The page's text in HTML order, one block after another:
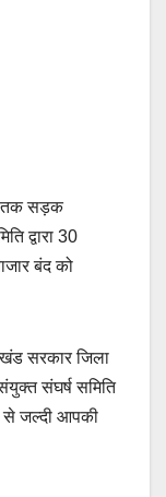
तक सड़क
द्वारा 30
बंद को
सरकार जिला
संयुक्त संघर्ष समिति
से जल्दी आपकी